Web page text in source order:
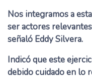
Nos integramos a
ser actores
señaló Eddy Silvera.
Indicó que este
debido cuidado en lo